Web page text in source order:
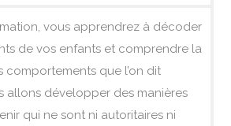
vous apprendrez à décoder
de vos enfants et comprendre la
comportements que l’on dit
allons développer des manières
qui ne sont ni autoritaires ni